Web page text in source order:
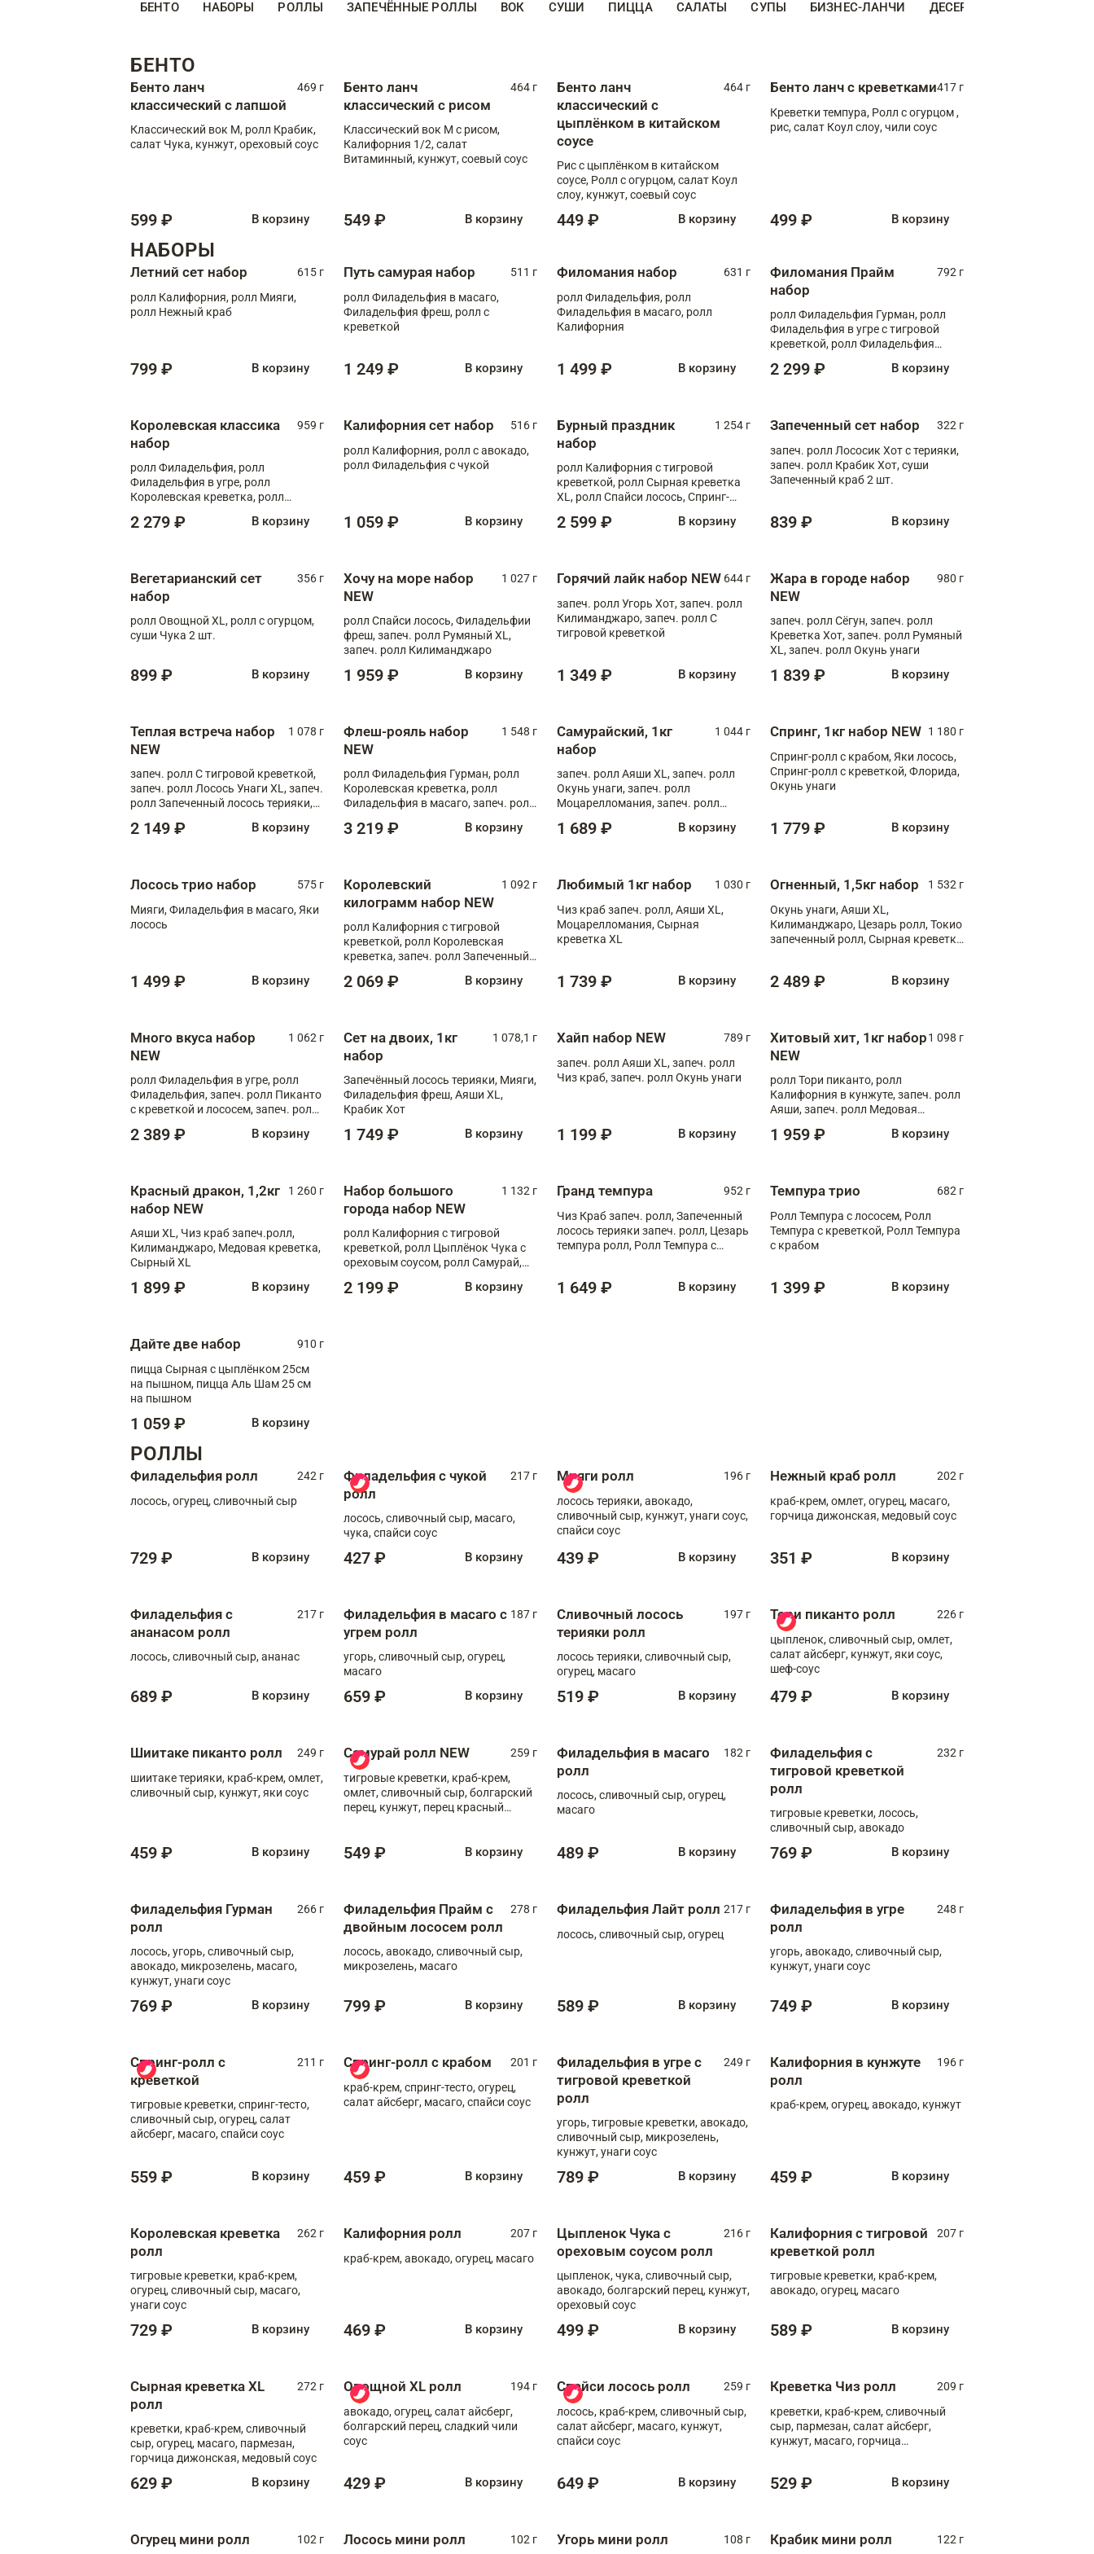
БЕНТО НАБОРЫ РОЛЛЫ ЗАПЕЧЁННЫЕ РОЛЛЫ ВОК СУШИ ПИЦЦА САЛАТЫ СУПЫ БИЗНЕС-ЛАНЧИ ДЕСЕРТЫ
БЕНТО
Бенто ланч
классический с лапшой
469 г
Классический вок М, ролл Крабик,
салат Чука, кунжут, ореховый соус
599 ₽ В корзину
Бенто ланч
классический с рисом
464 г
Классический вок М с рисом,
Калифорния 1/2, салат
Витаминный, кунжут, соевый соус
549 ₽ В корзину
Бенто ланч
классический с
цыплёнком в китайском
соусе
464 г
Рис с цыплёнком в китайском
соусе, Ролл с огурцом, салат Коул
слоу, кунжут, соевый соус
449 ₽ В корзину
Бенто ланч с креветками417 г
Креветки темпура, Ролл с огурцом ,
рис, салат Коул слоу, чили соус
499 ₽ В корзину
НАБОРЫ
Летний сет набор
615 г
ролл Калифорния, ролл Мияги,
ролл Нежный краб
799 ₽ В корзину
Путь самурая набор
511 г
ролл Филадельфия в масаго,
Филадельфия фреш, ролл с
креветкой
1 249 ₽ В корзину
Филомания набор
631 г
ролл Филадельфия, ролл
Филадельфия в масаго, ролл
Калифорния
1 499 ₽ В корзину
Филомания Прайм
набор
792 г
ролл Филадельфия Гурман, ролл
Филадельфия в угре с тигровой
креветкой, ролл Филадельфия
2 299 ₽ В корзину
Королевская классика
набор
959 г
ролл Филадельфия, ролл
Филадельфия в угре, ролл
Королевская креветка, ролл
2 279 ₽ В корзину
Калифорния сет набор
516 г
ролл Калифорния, ролл с авокадо,
ролл Филадельфия с чукой
1 059 ₽ В корзину
Бурный праздник
набор
1 254 г
ролл Калифорния с тигровой
креветкой, ролл Сырная креветка
XL, ролл Спайси лосось, Спринг-
Медовая креветка
2 599 ₽ В корзину
Запеченный сет набор
322 г
запеч. ролл Лососик Хот с терияки,
запеч. ролл Крабик Хот, суши
Запеченный краб 2 шт.
839 ₽ В корзину
Вегетарианский сет
набор
356 г
ролл Овощной XL, ролл с огурцом,
суши Чука 2 шт.
899 ₽ В корзину
Хочу на море набор
NEW
1 027 г
ролл Спайси лосось, Филадельфии
фреш, запеч. ролл Румяный XL,
запеч. ролл Килиманджаро
1 959 ₽ В корзину
Горячий лайк набор NEW 644 г
запеч. ролл Угорь Хот, запеч. ролл
Килиманджаро, запеч. ролл С
тигровой креветкой
1 349 ₽ В корзину
Жара в городе набор
NEW
980 г
запеч. ролл Сёгун, запеч. ролл
Креветка Хот, запеч. ролл Румяный
XL, запеч. ролл Окунь унаги
1 839 ₽ В корзину
Теплая встреча набор
NEW
1 078 г
запеч. ролл С тигровой креветкой,
запеч. ролл Лосось Унаги XL, запеч.
ролл Запеченный лосось терияки,
2 149 ₽ В корзину
Флеш-рояль набор
NEW
1 548 г
ролл Филадельфия Гурман, ролл
Королевская креветка, ролл
Филадельфия в масаго, запеч. ролл
Тигровая креветка с моцареллой,
3 219 ₽ В корзину
Самурайский, 1кг
набор
1 044 г
запеч. ролл Аяши XL, запеч. ролл
Окунь унаги, запеч. ролл
Моцарелломания, запеч. ролл
1 689 ₽ В корзину
Спринг, 1кг набор NEW 1 180 г
Спринг-ролл с крабом, Яки лосось,
Спринг-ролл с креветкой, Флорида,
Окунь унаги
1 779 ₽ В корзину
Лосось трио набор
575 г
Мияги, Филадельфия в масаго, Яки
лосось
1 499 ₽ В корзину
Королевский
килограмм набор NEW
1 092 г
ролл Калифорния с тигровой
креветкой, ролл Королевская
креветка, запеч. ролл Запеченный
XL, запеч. ролл Крабик Хот
2 069 ₽ В корзину
Любимый 1кг набор
1 030 г
Чиз краб запеч. ролл, Аяши XL,
Моцарелломания, Сырная
креветка XL
1 739 ₽ В корзину
Огненный, 1,5кг набор
1 532 г
Окунь унаги, Аяши XL,
Килиманджаро, Цезарь ролл, Токио
запеченный ролл, Сырная креветка
2 489 ₽ В корзину
Много вкуса набор
NEW
1 062 г
ролл Филадельфия в угре, ролл
Филадельфия, запеч. ролл Пиканто
с креветкой и лососем, запеч. ролл
2 389 ₽ В корзину
Сет на двоих, 1кг
набор
1 078,1 г
Запечённый лосось терияки, Мияги,
Филадельфия фреш, Аяши XL,
Крабик Хот
1 749 ₽ В корзину
Хайп набор NEW
789 г
запеч. ролл Аяши XL, запеч. ролл
Чиз краб, запеч. ролл Окунь унаги
1 199 ₽ В корзину
Хитовый хит, 1кг набор
NEW
1 098 г
ролл Тори пиканто, ролл
Калифорния в кунжуте, запеч. ролл
Аяши, запеч. ролл Медовая
чукой
1 959 ₽ В корзину
Красный дракон, 1,2кг
набор NEW
1 260 г
Аяши XL, Чиз краб запеч.ролл,
Килиманджаро, Медовая креветка,
Сырный XL
1 899 ₽ В корзину
Набор большого
города набор NEW
1 132 г
ролл Калифорния с тигровой
креветкой, ролл Цыплёнок Чука с
ореховым соусом, ролл Самурай,
ролл с крабом
2 199 ₽ В корзину
Гранд темпура
952 г
Чиз Краб запеч. ролл, Запеченный
лосось терияки запеч. ролл, Цезарь
темпура ролл, Ролл Темпура с
1 649 ₽ В корзину
Темпура трио
682 г
Ролл Темпура с лососем, Ролл
Темпура с креветкой, Ролл Темпура
с крабом
1 399 ₽ В корзину
Дайте две набор
910 г
пицца Сырная с цыплёнком 25см
на пышном, пицца Аль Шам 25 см
на пышном
1 059 ₽ В корзину
РОЛЛЫ
Филадельфия ролл
242 г
лосось, огурец, сливочный сыр
729 ₽ В корзину
Филадельфия с чукой
ролл
217 г
лосось, сливочный сыр, масаго,
чука, спайси соус
427 ₽ В корзину
Мияги ролл
196 г
лосось терияки, авокадо,
сливочный сыр, кунжут, унаги соус,
спайси соус
439 ₽ В корзину
Нежный краб ролл
202 г
краб-крем, омлет, огурец, масаго,
горчица дижонская, медовый соус
351 ₽ В корзину
Филадельфия с
ананасом ролл
217 г
лосось, сливочный сыр, ананас
689 ₽ В корзину
Филадельфия в масаго с
угрем ролл
187 г
угорь, сливочный сыр, огурец,
масаго
659 ₽ В корзину
Сливочный лосось
терияки ролл
197 г
лосось терияки, сливочный сыр,
огурец, масаго
519 ₽ В корзину
Тори пиканто ролл
226 г
цыпленок, сливочный сыр, омлет,
салат айсберг, кунжут, яки соус,
шеф-соус
479 ₽ В корзину
Шиитаке пиканто ролл
249 г
шиитаке терияки, краб-крем, омлет,
сливочный сыр, кунжут, яки соус
459 ₽ В корзину
Самурай ролл NEW
259 г
тигровые креветки, краб-крем,
омлет, сливочный сыр, болгарский
перец, кунжут, перец красный
549 ₽ В корзину
Филадельфия в масаго
ролл
182 г
лосось, сливочный сыр, огурец,
масаго
489 ₽ В корзину
Филадельфия с
тигровой креветкой
ролл
232 г
тигровые креветки, лосось,
сливочный сыр, авокадо
769 ₽ В корзину
Филадельфия Гурман
ролл
266 г
лосось, угорь, сливочный сыр,
авокадо, микрозелень, масаго,
кунжут, унаги соус
769 ₽ В корзину
Филадельфия Прайм с
двойным лососем ролл
278 г
лосось, авокадо, сливочный сыр,
микрозелень, масаго
799 ₽ В корзину
Филадельфия Лайт ролл 217 г
лосось, сливочный сыр, огурец
589 ₽ В корзину
Филадельфия в угре
ролл
248 г
угорь, авокадо, сливочный сыр,
кунжут, унаги соус
749 ₽ В корзину
Спринг-ролл с
креветкой
211 г
тигровые креветки, спринг-тесто,
сливочный сыр, огурец, салат
айсберг, масаго, спайси соус
559 ₽ В корзину
Спринг-ролл с крабом
201 г
краб-крем, спринг-тесто, огурец,
салат айсберг, масаго, спайси соус
459 ₽ В корзину
Филадельфия в угре с
тигровой креветкой
ролл
249 г
угорь, тигровые креветки, авокадо,
сливочный сыр, микрозелень,
кунжут, унаги соус
789 ₽ В корзину
Калифорния в кунжуте
ролл
196 г
краб-крем, огурец, авокадо, кунжут
459 ₽ В корзину
Королевская креветка
ролл
262 г
тигровые креветки, краб-крем,
огурец, сливочный сыр, масаго,
унаги соус
729 ₽ В корзину
Калифорния ролл
207 г
краб-крем, авокадо, огурец, масаго
469 ₽ В корзину
Цыпленок Чука с
ореховым соусом ролл
216 г
цыпленок, чука, сливочный сыр,
авокадо, болгарский перец, кунжут,
ореховый соус
499 ₽ В корзину
Калифорния с тигровой
креветкой ролл
207 г
тигровые креветки, краб-крем,
авокадо, огурец, масаго
589 ₽ В корзину
Сырная креветка XL
ролл
272 г
креветки, краб-крем, сливочный
сыр, огурец, масаго, пармезан,
горчица дижонская, медовый соус
629 ₽ В корзину
Овощной XL ролл
194 г
авокадо, огурец, салат айсберг,
болгарский перец, сладкий чили
соус
429 ₽ В корзину
Спайси лосось ролл
259 г
лосось, краб-крем, сливочный сыр,
салат айсберг, масаго, кунжут,
спайси соус
649 ₽ В корзину
Креветка Чиз ролл
209 г
креветки, краб-крем, сливочный
сыр, пармезан, салат айсберг,
кунжут, масаго, горчица
529 ₽ В корзину
Огурец мини ролл 102 г Лосось мини ролл 102 г Угорь мини ролл 108 г Крабик мини ролл 122 г